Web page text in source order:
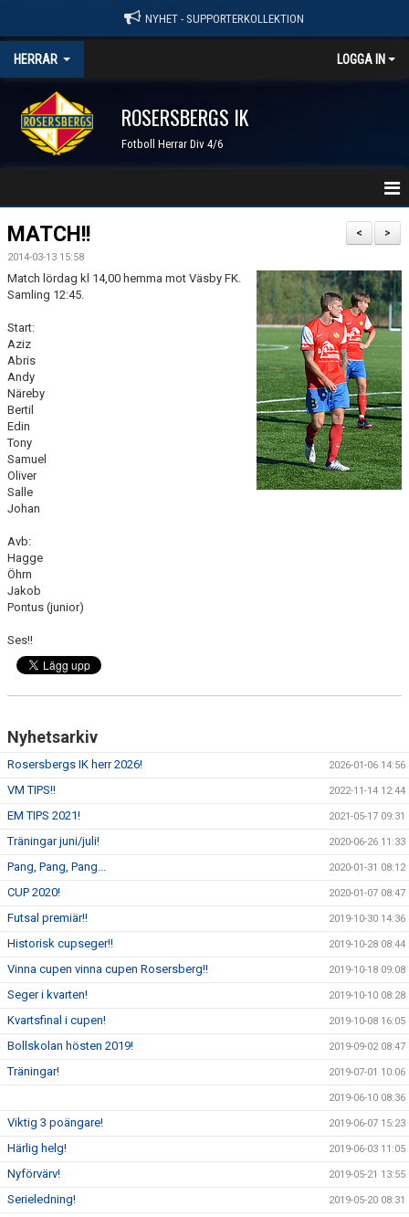
NYHET - SUPPORTERKOLLEKTION
HERRAR LOGGA IN
ROSERSBERGS IK
Fotboll Herrar Div 4/6
HEM
NYHETER
KALENDER
TRUPPEN
GÄSTBOK
BILDGALLERI
DOKUMENT
KONTAKT
SPONSORER
UPPLANDSCUPEN 2026
SERIETABELL DIV 4 2026
MATCHER
>
<
MATCH!!
2014-03-13 15:58
Match lördag kl 14,00 hemma mot Väsby FK.
Samling 12:45.
Start:
Aziz
Abris
Andy
Näreby
Bertil
Edin
Tony
Samuel
Oliver
Salle
Johan
Avb:
Hagge
Öhrn
Jakob
Pontus (junior)
Ses!!
Nyhetsarkiv
Rosersbergs IK herr 2026! 2026-01-06 14:56
VM TIPS!! 2022-11-14 12:44
EM TIPS 2021! 2021-05-17 09:31
Träningar juni/juli! 2020-06-26 11:33
Pang, Pang, Pang... 2020-01-31 08:12
CUP 2020! 2020-01-07 08:47
Futsal premiär!! 2019-10-30 14:36
Historisk cupseger!! 2019-10-28 08:44
Vinna cupen vinna cupen Rosersberg!! 2019-10-18 09:08
Seger i kvarten! 2019-10-10 08:28
Kvartsfinal i cupen! 2019-10-08 16:05
Bollskolan hösten 2019! 2019-09-02 08:47
Träningar! 2019-07-01 10:06
2019-06-10 08:36
Viktig 3 poängare! 2019-06-07 15:23
Härlig helg! 2019-06-03 11:05
Nyförvärv! 2019-05-21 13:55
Serieledning! 2019-05-20 08:31